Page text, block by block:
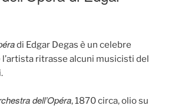
di Edgar Degas è un celebre
ritrasse alcuni musicisti del
dell’Opéra, 1870 circa, olio su